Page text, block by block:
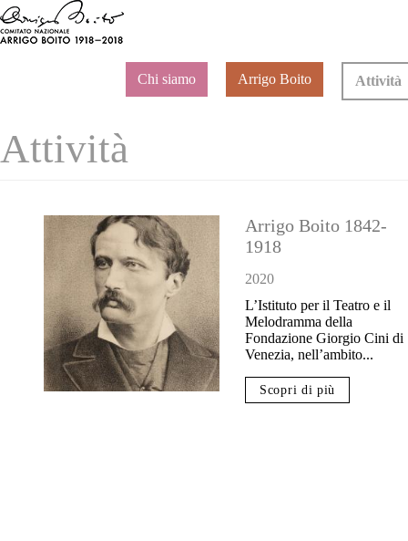
Chi siamo Arrigo Boito Attività
Attività
Arrigo Boito 1842-
1918
2020
L’Istituto per il Teatro e il
Melodramma della
Fondazione Giorgio Cini di
Venezia, nell’ambito...
Scopri di più